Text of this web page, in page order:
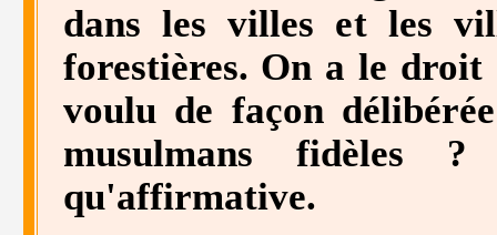
dans les villes et les
forestières. On a le droit
voulu de façon
musulmans fidèles
qu'affirmative.